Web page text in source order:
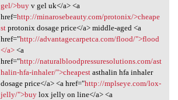
gel/>buyv gel uk</a> <a
href=http://minarosebeauty.com/protonix/>cheape
stprotonix dosage price</a> middle-aged <a
href="http://advantagecarpetca.com/flood/">flood
</a><a
href="http://naturalbloodpressuresolutions.com/ast
halin-hfa-inhaler/">cheapestasthalin hfa inhaler
dosage price</a> <a href="http://mplseye.com/lox-
jelly/">buylox jelly on line</a> <a